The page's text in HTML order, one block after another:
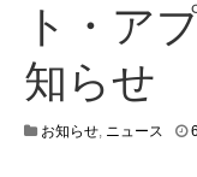
ト・ア
知らせ
お知らせ, ニュース